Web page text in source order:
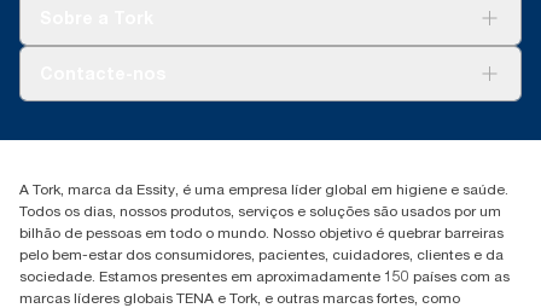
+351 218 985 110
A Tork, marca da Essity, é uma empresa líder global em higiene e saúde.
Todos os dias, nossos produtos, serviços e soluções são usados por um
bilhão de pessoas em todo o mundo. Nosso objetivo é quebrar barreiras
pelo bem-estar dos consumidores, pacientes, cuidadores, clientes e da
sociedade. Estamos presentes em aproximadamente 150 países com as
marcas líderes globais TENA e Tork, e outras marcas fortes, como